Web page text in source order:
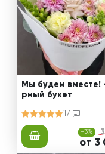
Мы будем вместе!
рный букет
17
-3%
от 3